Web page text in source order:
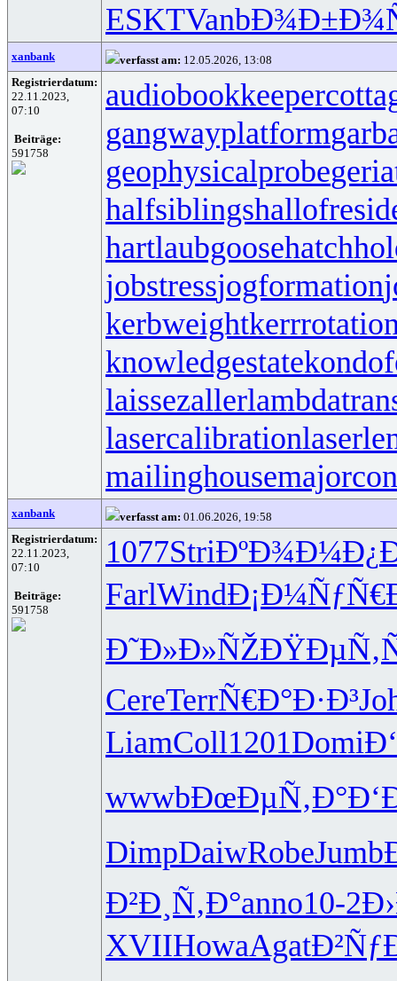
ESKTVanb
xanbank verfasst am: 12.05.2026, 13:08
Registrierdatum:
22.11.2023,
07:10
Beiträge:
591758
audiobookkeeper
gangwayplatform
geophysicalprobe
halfsiblings
hartlaubgoose
jobstressjogformation
kerbweight
knowledgestate
laissezaller
lasercalibration
mailinghouse
xanbank verfasst am: 01.06.2026, 19:58
Registrierdatum:
22.11.2023,
07:10
Beiträge:
591758
1077StriÐºÐ¾Ð¼Ð¿
FarlWindÐ¡Ð¼ÑƒÑ€
Ð˜Ð»Ð»ÑŽ
CereTerrÑ€Ð°Ð·Ð³
LiamColl1201Domi
wwwbÐœÐµÑ‚Ð°
DimpDaiwRobeJumb
Ð²Ð¸Ñ‚Ð°anno10-2
XVIIHowaAgat